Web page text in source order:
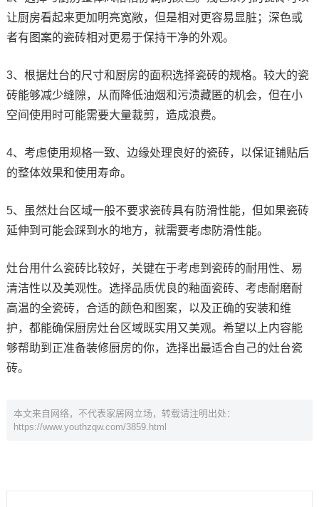
让厨房看起来更加明亮宽敞，但是相对更容易显脏；深色或
者有图案的瓷砖相对更易于保持干净的外观。
3、根据灶台的尺寸和厨房的面积选择瓷砖的规格。较大的瓷
砖能够减少缝隙，从而降低油烟和污渍藏匿的机会，但在小
空间使用时可能需要大量裁剪，造成浪费。
4、考虑使用规格一致、边缘处理良好的瓷砖，以保证铺贴后
的整体效果和使用寿命。
5、虽然灶台区域一般不要求瓷砖具有防滑性能，但如果瓷砖
延伸到可能会踩到水的地方，就需要考虑防滑性能。
灶台用什么瓷砖比较好，关键在于考虑到瓷砖的耐用性、易
清洁性以及美观性。选择品质优良的釉面瓷砖、考虑耐磨耐
高温的全瓷砖，合适的颜色和图案，以及正确的安装和维
护，都能确保厨房灶台区域既实用又美观。希望以上内容能
够帮助到正准备装修厨房的你，选择出最适合自己的灶台瓷
砖。
本文来自网络，不代表家居网立场，转载请注明出处：
https://www.youthzqw.com/3859.html